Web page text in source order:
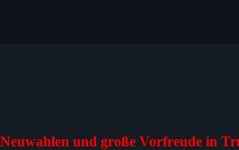
Neuwahlen und große Vorfreude in